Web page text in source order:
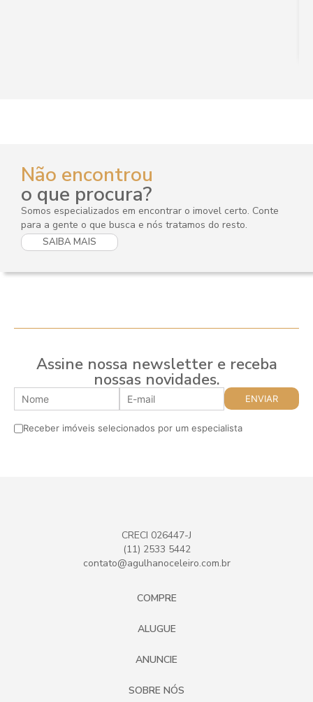
Não encontrou
o que procura?
Somos especializados em encontrar o imovel certo. Conte
para a gente o que busca e nós tratamos do resto.
SAIBA MAIS
Assine nossa newsletter e receba
nossas novidades.
Receber imóveis selecionados por um especialista
CRECI 026447-J
(11) 2533 5442
contato@agulhanoceleiro.com.br
COMPRE
ALUGUE
ANUNCIE
SOBRE NÓS